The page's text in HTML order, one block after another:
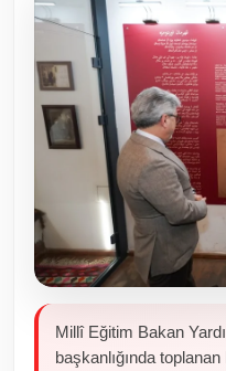
Resmi Reklamlar
Millî Eğitim Bakan
başkanlığında